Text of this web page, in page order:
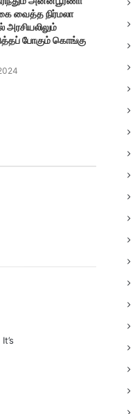
வைத்த நிர்மலா
போகும் கொங்கு
It’s